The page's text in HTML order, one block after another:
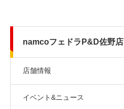
namcoフェドラP&D佐野店
店舗情報
イベント&ニュース